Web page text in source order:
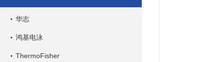
华志
鸿基电泳
ThermoFisher